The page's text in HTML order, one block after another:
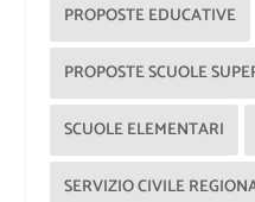
PROPOSTE EDUCATIVE
PROPOSTE SCUOLE
SCUOLE ELEMENTARI
SERVIZIO CIVILE